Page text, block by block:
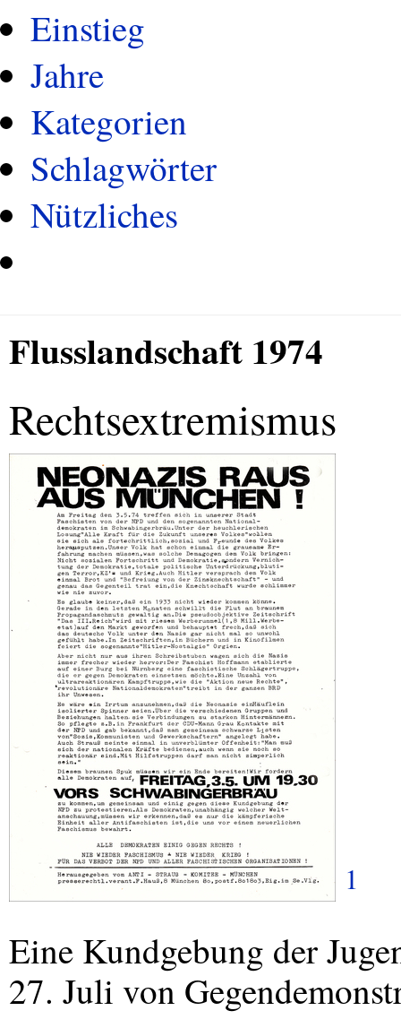
Einstieg
Jahre
Kategorien
Schlagwörter
Nützliches
Flusslandschaft 1974
Rechtsextremismus
1
Eine Kundgebung der
27. Juli von